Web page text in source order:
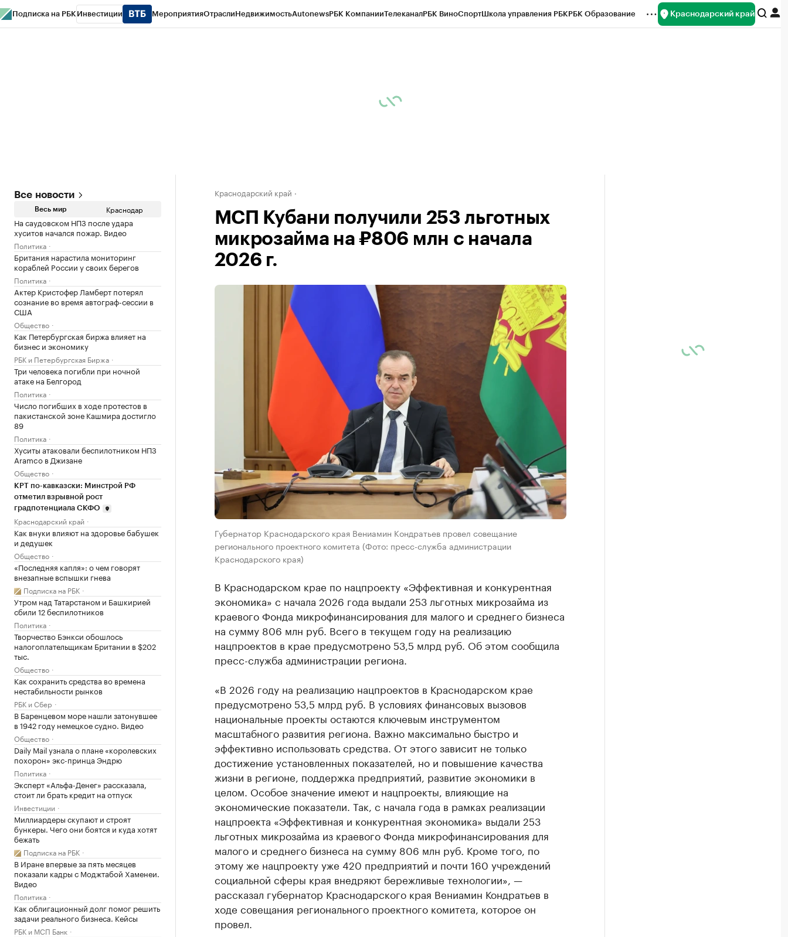
Подписка на РБК Инвестиции МероприятияОтраслиНедвижимостьAutonewsРБК КомпанииТелеканалРБК ВиноСпортШкола управления РБКРБК Образование Краснодарский край
Все новости
Весь мир Краснодар
На саудовском НПЗ после удара
хуситов начался пожар. Видео
Политика
Британия нарастила мониторинг
кораблей России у своих берегов
Политика
Актер Кристофер Ламберт потерял
сознание во время автограф-сессии в
США
Общество
Как Петербургская биржа влияет на
бизнес и экономику
РБК и Петербургская Биржа
Три человека погибли при ночной
атаке на Белгород
Политика
Число погибших в ходе протестов в
пакистанской зоне Кашмира достигло
89
Политика
Хуситы атаковали беспилотником НПЗ
Aramco в Джизане
Общество
КРТ по-кавказски: Минстрой РФ
отметил взрывной рост
градпотенциала СКФО
Краснодарский край
Как внуки влияют на здоровье бабушек
и дедушек
Общество
«Последняя капля»: о чем говорят
внезапные вспышки гнева
Подписка на РБК
Утром над Татарстаном и Башкирией
сбили 12 беспилотников
Политика
Творчество Бэнкси обошлось
налогоплательщикам Британии в $202
тыс.
Общество
Как сохранить средства во времена
нестабильности рынков
РБК и Сбер
В Баренцевом море нашли затонувшее
в 1942 году немецкое судно. Видео
Общество
Daily Mail узнала о плане «королевских
похорон» экс-принца Эндрю
Политика
Эксперт «Альфа-Денег» рассказала,
стоит ли брать кредит на отпуск
Инвестиции
Миллиардеры скупают и строят
бункеры. Чего они боятся и куда хотят
бежать
Подписка на РБК
В Иране впервые за пять месяцев
показали кадры с Моджтабой Хаменеи.
Видео
Политика
Как облигационный долг помог решить
задачи реального бизнеса. Кейсы
РБК и МСП Банк
Краснодарский край
МСП Кубани получили 253 льготных
микрозайма на ₽806 млн с начала
2026 г.
Губернатор Краснодарского края Вениамин Кондратьев провел совещание
регионального проектного комитета (Фото: пресс-служба администрации
Краснодарского края)
В Краснодарском крае по нацпроекту «Эффективная и конкурентная
экономика» с начала 2026 года выдали 253 льготных микрозайма из
краевого Фонда микрофинансирования для малого и среднего бизнеса
на сумму 806 млн руб. Всего в текущем году на реализацию
нацпроектов в крае предусмотрено 53,5 млрд руб. Об этом сообщила
пресс-служба администрации региона.
«В 2026 году на реализацию нацпроектов в Краснодарском крае
предусмотрено 53,5 млрд руб. В условиях финансовых вызовов
национальные проекты остаются ключевым инструментом
масштабного развития региона. Важно максимально быстро и
эффективно использовать средства. От этого зависит не только
достижение установленных показателей, но и повышение качества
жизни в регионе, поддержка предприятий, развитие экономики в
целом. Особое значение имеют и нацпроекты, влияющие на
экономические показатели. Так, с начала года в рамках реализации
нацпроекта «Эффективная и конкурентная экономика» выдали 253
льготных микрозайма из краевого Фонда микрофинансирования для
малого и среднего бизнеса на сумму 806 млн руб. Кроме того, по
этому же нацпроекту уже 420 предприятий и почти 160 учреждений
социальной сферы края внедряют бережливые технологии», —
рассказал губернатор Краснодарского края Вениамин Кондратьев в
ходе совещания регионального проектного комитета, которое он
провел.